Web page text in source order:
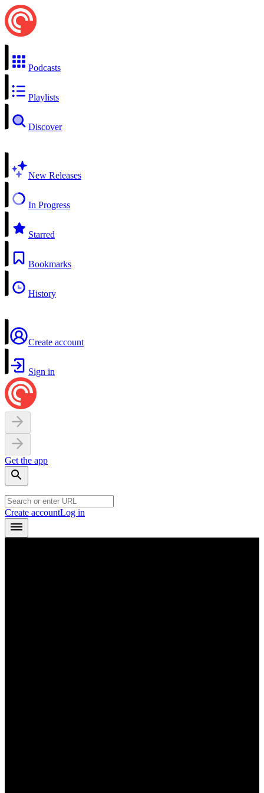
Podcasts
Playlists
Discover
New Releases
In Progress
Starred
Bookmarks
History
Create account
Sign in
Get the app
Create accountLog in